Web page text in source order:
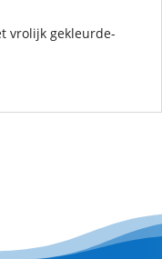
vrolijk gekleurde-